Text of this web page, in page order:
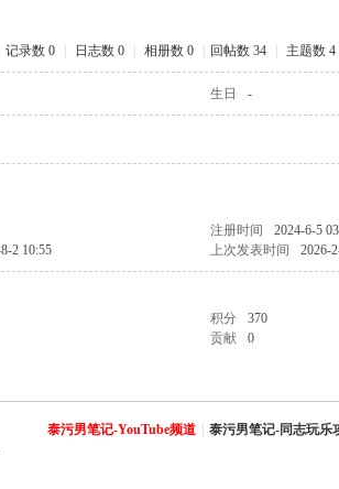
记录数 0 日志数 0 相册数 0 回帖数 34 主题数 4
生日 -
注册时间
2024-6-5
2 10:55 上次发表时间 2026-
积分
370
贡献
0
泰污男笔记-YouTube频道 泰污男笔记-同志玩乐